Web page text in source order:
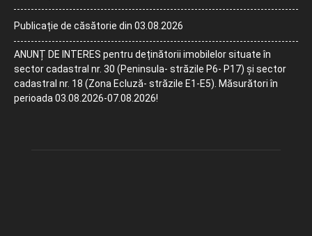
Publicație de căsătorie din 03.08.2026
ANUNȚ DE INTERES pentru deținătorii imobilelor situate în
sector cadastral nr. 30 (Peninsula- străzile P6- P17) și sector
cadastral nr. 18 (Zona Ecluză- străzile E1-E5). Măsurători în
perioada 03.08.2026-07.08.2026!